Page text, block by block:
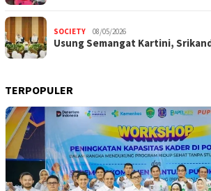
SOCIETY 08/05/2026
Usung Semangat Kartini,
TERPOPULER